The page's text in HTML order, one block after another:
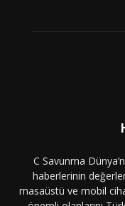
C Savunma
haberlerinin
masaüstü ve mobil